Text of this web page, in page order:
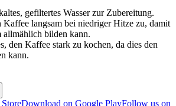
gefiltertes Wasser zur Zubereitung.
Kaffee langsam bei niedriger Hitze zu, damit
allmählich bilden kann.
den Kaffee stark zu kochen, da dies den
kann.
Download on Google PlayFollow us on